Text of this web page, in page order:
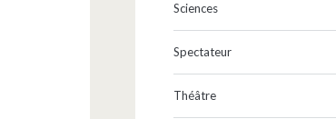
Sciences
Spectateur
Théâtre